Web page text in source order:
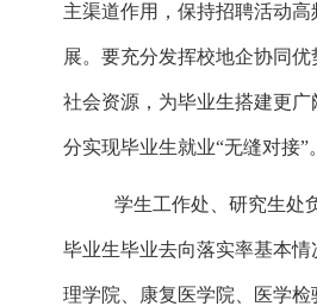
主渠道作用，保持招聘活动
展。要充分发挥校地企协同
社会资源，为毕业生搭建更
分实现毕业生就业“无缝对接”。
学生工作处、研究生处
毕业生毕业去向落实率基本情
理学院、康复医学院、医学检